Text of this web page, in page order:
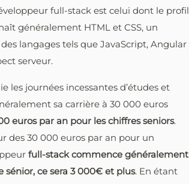
full-stack est celui dont le profil
généralement HTML et CSS, un
langages tels que JavaScript, Angular
serveur.
les journées incessantes d’études et
sa carrière à 30 000 euros
euros par an pour les chiffres seniors.
des 30 000 euros par an pour un
full-stack commence généralement
sénior, ce sera 3 000€ et plus. En étant